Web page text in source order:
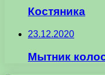
Костяника
23.12.2020
Мытник